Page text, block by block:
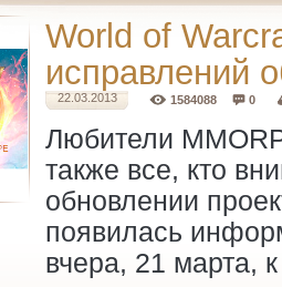
World of
исправлений
22.03.2013 1584088 0
Любители
также все, кто
обновлении
появилась
вчера, 21 марта,